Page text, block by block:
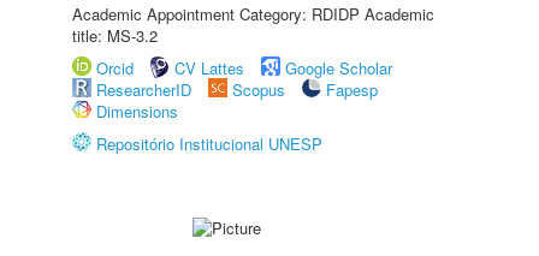
Academic Appointment Category: RDIDP Academic
title: MS-3.2
Orcid
CV Lattes
Google Scholar
ResearcherID
Scopus
Fapesp
Dimensions
Repositório Institucional UNESP